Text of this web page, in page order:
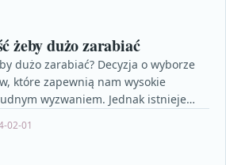
żeby dużo zarabiać
dużo zarabiać? Decyzja o wyborze
które zapewnią nam wysokie
wyzwaniem. Jednak istnieje
02-01